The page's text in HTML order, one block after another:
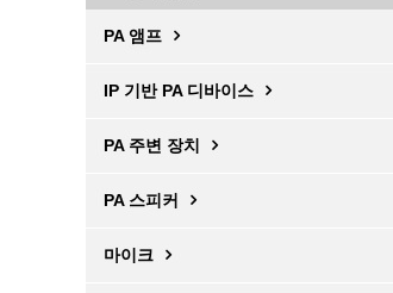
PA 앰프
IP 기반 PA 디바이스
PA 주변 장치
PA 스피커
마이크